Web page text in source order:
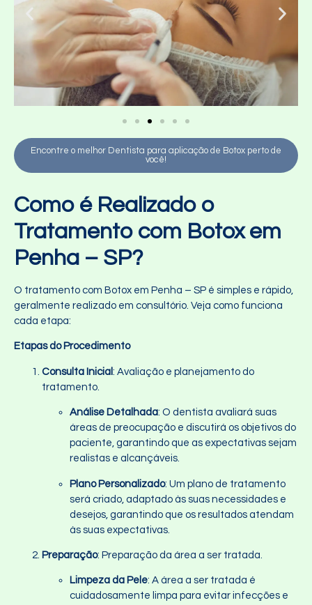
Encontre o melhor Dentista para aplicação de Botox perto de
você!
Como é Realizado o
Tratamento com Botox em
Penha – SP?
O tratamento com Botox em Penha – SP é simples e rápido,
geralmente realizado em consultório. Veja como funciona
cada etapa:
Etapas do Procedimento
Consulta Inicial : Avaliação e planejamento do
tratamento.
Análise Detalhada: O dentista avaliará suas
áreas de preocupação e discutirá os objetivos do
paciente, garantindo que as expectativas sejam
realistas e alcançáveis.
Plano Personalizado: Um plano de tratamento
será criado, adaptado às suas necessidades e
desejos, garantindo que os resultados atendam
às suas expectativas.
Preparação: Preparação da área a ser tratada.
Limpeza da Pele: A área a ser tratada é
cuidadosamente limpa para evitar infecções e